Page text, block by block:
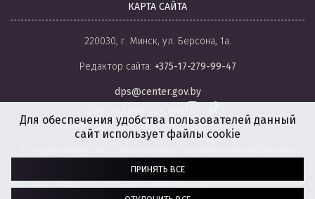
КАРТА САЙТА
220030, г. Минск, ул. Берсона, 1а.
Редактор сайта: +375-17-279-99-47
dps@center.gov.by
Республики Беларусь, 2008-2026.
Для обеспечения удобства пользователей данный
сайт использует файлы cookie
ПРИНЯТЬ ВСЕ